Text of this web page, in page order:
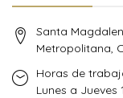
Santa
Metropolitana,
Horas de
Lunes a Jueves